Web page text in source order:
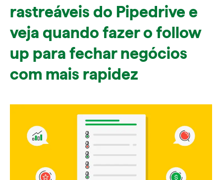
Estudos de caso
Abre em uma nova janela
rastreáveis do Pipedrive e
veja quando fazer o follow
up para fechar negócios
com mais rapidez